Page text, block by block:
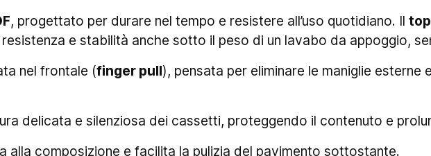
, progettato per durare nel tempo e resistere all’uso quotidiano. Il top
e stabilità anche sotto il peso di un lavabo da appoggio,
nel frontale (finger pull), pensata per eliminare le maniglie esterne
delicata e silenziosa dei cassetti, proteggendo il contenuto e
alla composizione e facilita la pulizia del pavimento sottostante.